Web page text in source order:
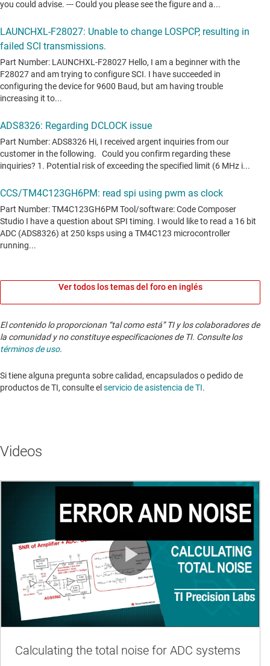
Ver todos los temas del foro en inglés
El contenido lo proporcionan “tal como está” TI y los colaboradores de
la comunidad y no constituye especificaciones de TI. Consulte los
términos de uso.
Si tiene alguna pregunta sobre calidad, encapsulados o pedido de
productos de TI, consulte el servicio de asistencia de TI. ​​​​​​​​​​​​​​
Videos